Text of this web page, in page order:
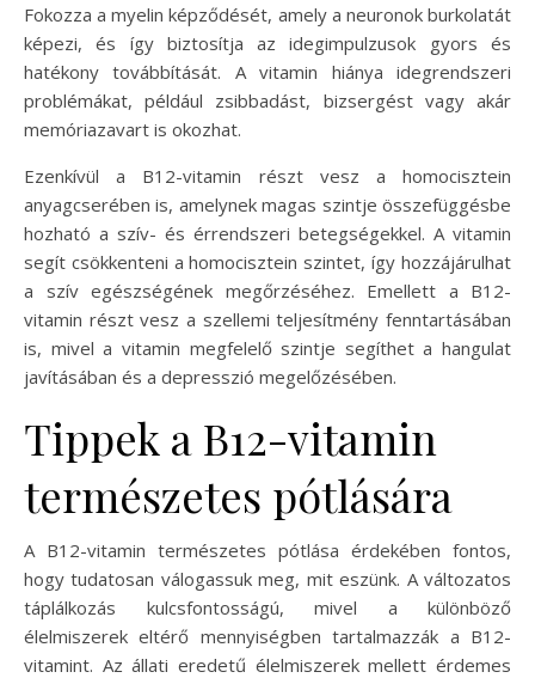
Fokozza a myelin képződését, amely a neuronok burkolatát
képezi, és így biztosítja az idegimpulzusok gyors és
hatékony továbbítását. A vitamin hiánya idegrendszeri
problémákat, például zsibbadást, bizsergést vagy akár
memóriazavart is okozhat.
Ezenkívül a B12-vitamin részt vesz a homocisztein
anyagcserében is, amelynek magas szintje összefüggésbe
hozható a szív- és érrendszeri betegségekkel. A vitamin
segít csökkenteni a homocisztein szintet, így hozzájárulhat
a szív egészségének megőrzéséhez. Emellett a B12-
vitamin részt vesz a szellemi teljesítmény fenntartásában
is, mivel a vitamin megfelelő szintje segíthet a hangulat
javításában és a depresszió megelőzésében.
Tippek a B12-vitamin
természetes pótlására
A B12-vitamin természetes pótlása érdekében fontos,
hogy tudatosan válogassuk meg, mit eszünk. A változatos
táplálkozás kulcsfontosságú, mivel a különböző
élelmiszerek eltérő mennyiségben tartalmazzák a B12-
vitamint. Az állati eredetű élelmiszerek mellett érdemes